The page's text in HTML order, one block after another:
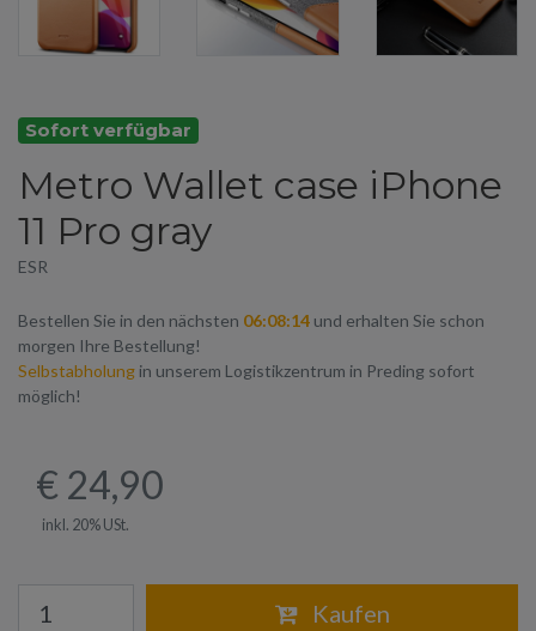
Sofort verfügbar
Metro Wallet case iPhone
11 Pro gray
ESR
Bestellen Sie in den nächsten 06:08:14 und erhalten Sie schon
morgen Ihre Bestellung!
Selbstabholung in unserem Logistikzentrum in Preding sofort
möglich!
€ 24,90
inkl. 20% USt.
Kaufen